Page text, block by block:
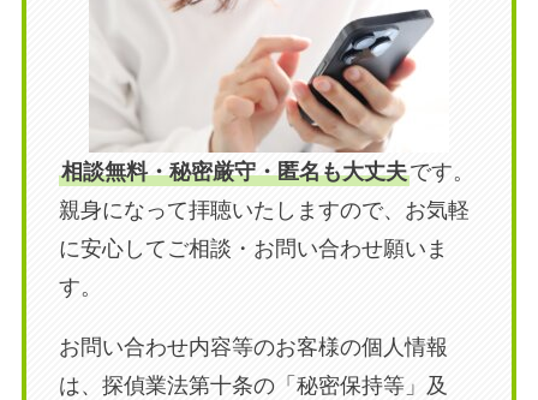
相談無料・秘密厳守・匿名も大丈夫です。
親身になって拝聴いたしますので、お気軽
に安心してご相談・お問い合わせ願いま
す。
お問い合わせ内容等のお客様の個人情報
は、探偵業法第十条の「秘密保持等」及